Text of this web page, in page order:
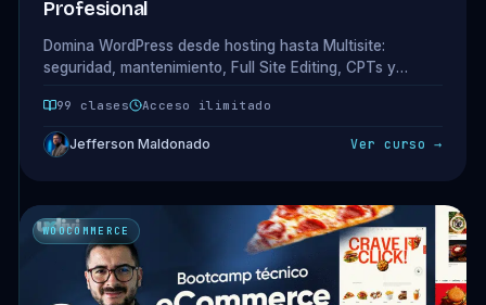
Profesional
Domina WordPress desde hosting hasta Multisite:
seguridad, mantenimiento, Full Site Editing, CPTs y
99 clases Acceso ilimitado
Jefferson Maldonado Ver curso →
WOOCOMMERCE